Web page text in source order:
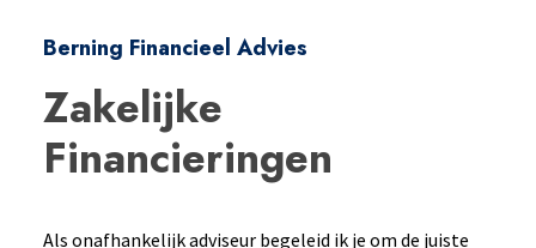
Berning Financieel Advies
Zakelijke
Financieringen
Als onafhankelijk adviseur begeleid ik je om de juiste